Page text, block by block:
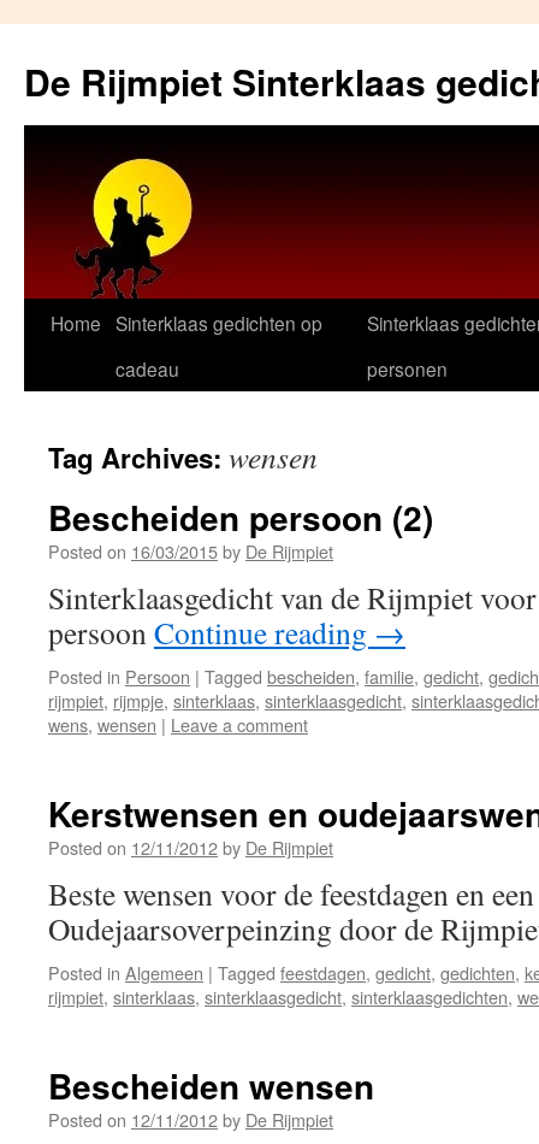
content
De Rijmpiet Sinterklaas
Home Sinterklaas gedichten op
cadeau
Sinterklaas
personen
Tag Archives: wensen
Bescheiden persoon (2)
Posted on 16/03/2015by De Rijmpiet
Sinterklaasgedicht van de Rijmpiet
persoonContinue reading →
Posted in Persoon | Tagged bescheiden, familie, gedicht,
rijmpiet, rijmpje, sinterklaas, sinterklaasgedicht,
wens, wensen | Leave a comment
Kerstwensen en
Posted on 12/11/2012by De Rijmpiet
Beste wensen voor de feestdagen en een
Oudejaarsoverpeinzing door de
Posted in Algemeen | Tagged feestdagen, gedicht, gedichten,
rijmpiet, sinterklaas, sinterklaasgedicht, sinterklaasgedichten,
Bescheiden wensen
Posted on 12/11/2012by De Rijmpiet